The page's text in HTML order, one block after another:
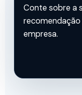
Conte sobre a
recomendação
empresa.